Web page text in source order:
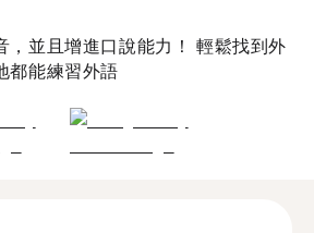
，並且增進口說能力！ 輕鬆找到外
都能練習外語